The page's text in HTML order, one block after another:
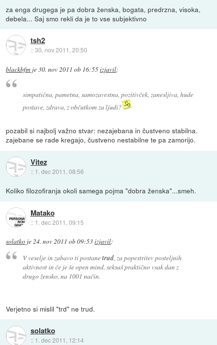
za enga drugega je pa dobra ženska, bogata, predrzna, visoka,
debela... Saj smo rekli da je to vse subjektivno
tsh2
::30. nov 2011, 20:50
blackbfm je30. nov 2011 ob 16:55izjavil:
simpatična, pametna, samozavestna, pozitivček, zanesljiva, hude
postave, zdrava, z občutkom za ljudi?
pozabil si najbolj važno stvar: nezajebana in čustveno stabilna.
zajebane se rade kregajo, čustveno nestabilne te pa zamorijo.
Vitez
:: 1. dec 2011, 08:56
Koliko filozofiranja okoli samega pojma "dobra ženska"...smeh.
Matako
:: 1. dec 2011, 09:15
solatko je24. nov 2011 ob 09:53izjavil:
V veselje in zabavo ti postanetrud, za popestritev posteljnih
aktivnost in če je še open mind, seksaš praktično vsak dan z
drugo žensko, na 1001 način.
Verjetno si mislil "trd" ne trud.
solatko
:: 1. dec 2011, 12:14